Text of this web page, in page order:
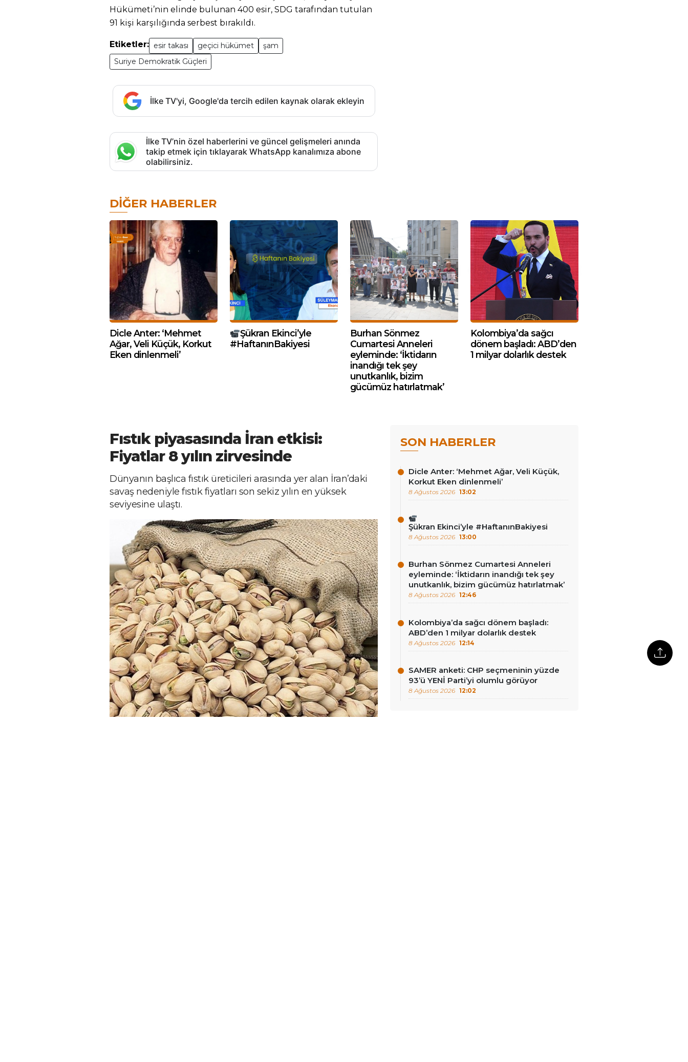
Hükümeti’nin elinde bulunan 400 esir, SDG tarafından tutulan
91 kişi karşılığında serbest bırakıldı.
Etiketler: esir takası geçici hükümet
şam
Suriye Demokratik Güçleri
İlke TV'yi, Google'da tercih edilen kaynak olarak ekleyin
İlke TV’nin özel haberlerini ve güncel gelişmeleri anında
takip etmek için tıklayarak WhatsApp kanalımıza abone
olabilirsiniz.
DIĞER HABERLER
Dicle Anter: ‘Mehmet
Ağar, Veli Küçük, Korkut
Eken dinlenmeli’
Şükran Ekinci’yle
#HaftanınBakiyesi
Burhan Sönmez
Cumartesi Anneleri
eyleminde: ‘İktidarın
inandığı tek şey
unutkanlık, bizim
gücümüz hatırlatmak’
Kolombiya’da sağcı
dönem başladı: ABD’den
1 milyar dolarlık destek
Fıstık piyasasında İran etkisi:
Fiyatlar 8 yılın zirvesinde
Dünyanın başlıca fıstık üreticileri arasında yer alan İran’daki
savaş nedeniyle fıstık fiyatları son sekiz yılın en yüksek
seviyesine ulaştı.
SON HABERLER
Dicle Anter: ‘Mehmet Ağar, Veli Küçük,
Korkut Eken dinlenmeli’
8 Ağustos 2026 13:02
Şükran Ekinci’yle #HaftanınBakiyesi
8 Ağustos 2026 13:00
Burhan Sönmez Cumartesi Anneleri
eyleminde: ‘İktidarın inandığı tek şey
unutkanlık, bizim gücümüz hatırlatmak’
8 Ağustos 2026 12:46
Kolombiya’da sağcı dönem başladı:
ABD’den 1 milyar dolarlık destek
8 Ağustos 2026 12:14
SAMER anketi: CHP seçmeninin yüzde
93’ü YENİ Parti’yi olumlu görüyor
8 Ağustos 2026 12:02